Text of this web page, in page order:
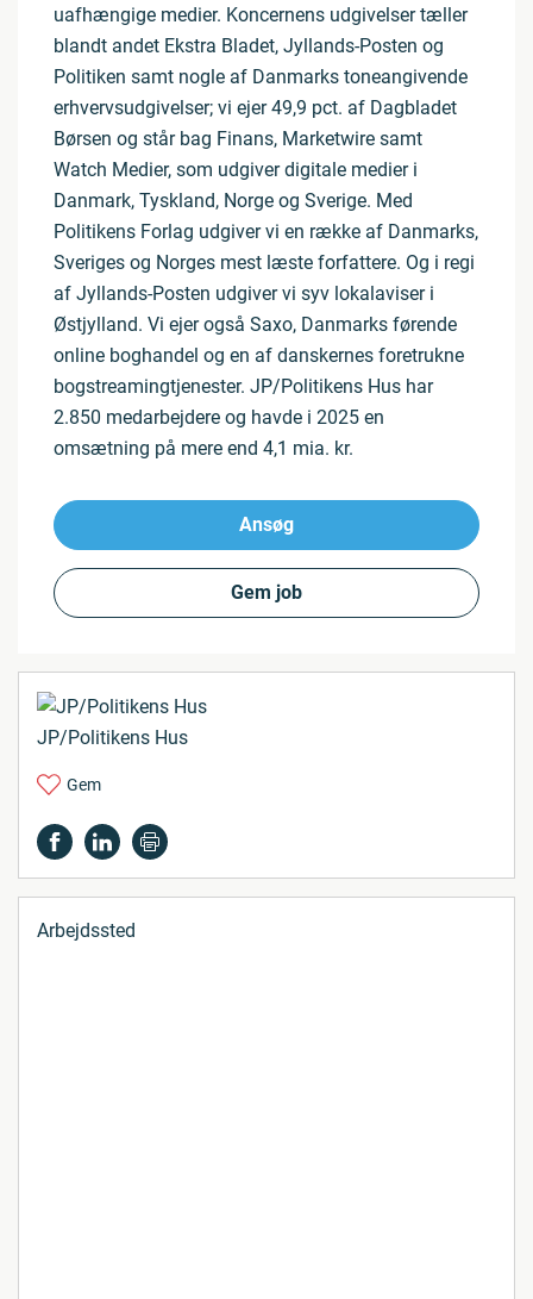
uafhængige medier. Koncernens udgivelser tæller
blandt andet Ekstra Bladet, Jyllands-Posten og
Politiken samt nogle af Danmarks toneangivende
erhvervsudgivelser; vi ejer 49,9 pct. af Dagbladet
Børsen og står bag Finans, Marketwire samt
Watch Medier, som udgiver digitale medier i
Danmark, Tyskland, Norge og Sverige. Med
Politikens Forlag udgiver vi en række af Danmarks,
Sveriges og Norges mest læste forfattere. Og i regi
af Jyllands-Posten udgiver vi syv lokalaviser i
Østjylland. Vi ejer også Saxo, Danmarks førende
online boghandel og en af danskernes foretrukne
bogstreamingtjenester. JP/Politikens Hus har
2.850 medarbejdere og havde i 2025 en
omsætning på mere end 4,1 mia. kr.
Ansøg
Gem job
JP/Politikens Hus
Gem
Arbejdssted